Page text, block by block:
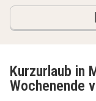
Kurzurlaub in
Wochenende